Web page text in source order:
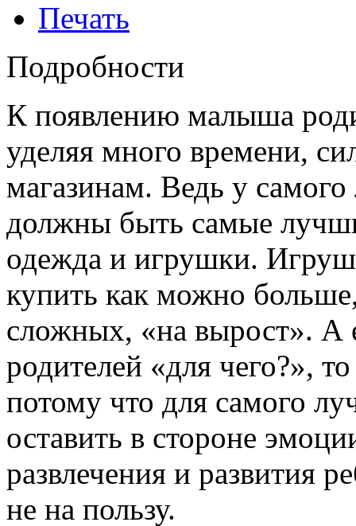
Печать
Подробности
К появлению малыша
уделяя много времени,
магазинам. Ведь у
должны быть самые
одежда и игрушки.
купить как можно
сложных, «на вырост». А
родителей «для чего?»,
потому что для самого
оставить в стороне
развлечения и развития
не на пользу.